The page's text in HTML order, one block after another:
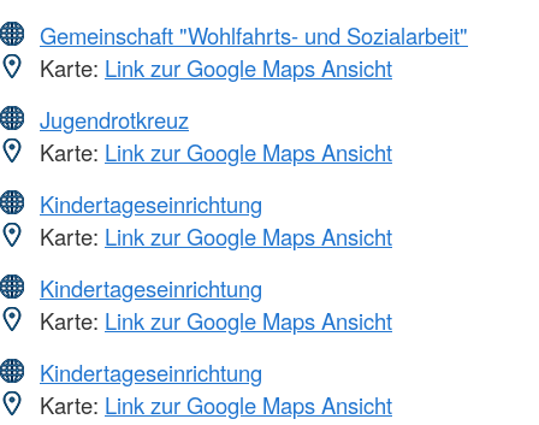
Gemeinschaft "Wohlfahrts- und Sozialarbeit"
Karte: Link zur Google Maps Ansicht
Jugendrotkreuz
Karte: Link zur Google Maps Ansicht
Kindertageseinrichtung
Karte: Link zur Google Maps Ansicht
Kindertageseinrichtung
Karte: Link zur Google Maps Ansicht
Kindertageseinrichtung
Karte: Link zur Google Maps Ansicht